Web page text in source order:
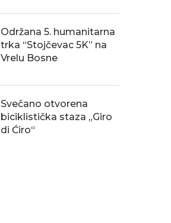
Održana 5. humanitarna
trka “Stojčevac 5K” na
Vrelu Bosne
Svečano otvorena
biciklistička staza „Giro
di Ćiro“